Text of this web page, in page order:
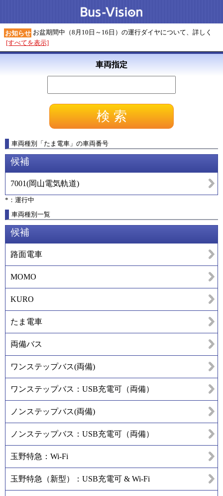
お知らせ お盆期間中（8月10日～16日）の運行ダイヤについて、詳しく
[すべてを表示]
車両指定
車両種別 「たま電車 」 の車両番号
候補
7001(岡山電気軌道)
*：運行中
車両種別一覧
候補
路面電車
MOMO
KURO
たま電車
両備バス
ワンステップバス(両備)
ワンステップバス：USB充電可（両備）
ノンステップバス(両備)
ノンステップバス：USB充電可（両備）
玉野特急：Wi-Fi
玉野特急（新型）：USB充電可 & Wi-Fi